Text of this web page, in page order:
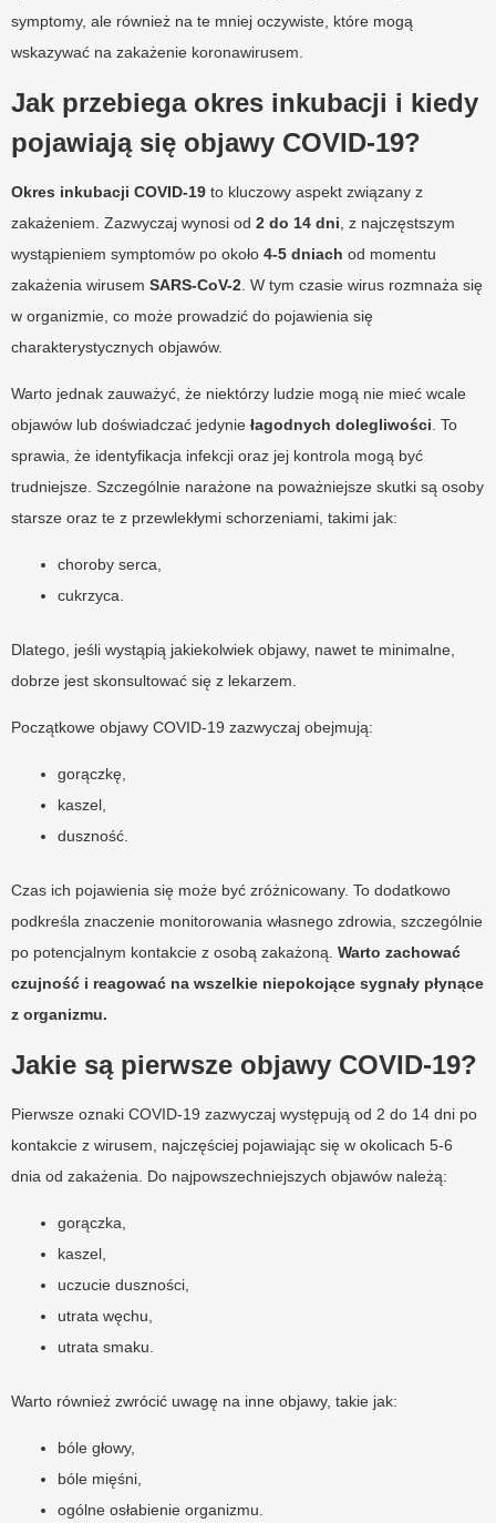
symptomy, ale również na te mniej oczywiste, które mogą
wskazywać na zakażenie koronawirusem.
Jak przebiega okres inkubacji i kiedy
pojawiają się objawy COVID-19?
Okres inkubacji COVID-19 to kluczowy aspekt związany z
zakażeniem. Zazwyczaj wynosi od 2 do 14 dni , z najczęstszym
wystąpieniem symptomów po około 4-5 dniach od momentu
zakażenia wirusem SARS-CoV-2 . W tym czasie wirus rozmnaża się
w organizmie, co może prowadzić do pojawienia się
charakterystycznych objawów.
Warto jednak zauważyć, że niektórzy ludzie mogą nie mieć wcale
objawów lub doświadczać jedynie łagodnych dolegliwości . To
sprawia, że identyfikacja infekcji oraz jej kontrola mogą być
trudniejsze. Szczególnie narażone na poważniejsze skutki są osoby
starsze oraz te z przewlekłymi schorzeniami, takimi jak:
choroby serca,
cukrzyca.
Dlatego, jeśli wystąpią jakiekolwiek objawy, nawet te minimalne,
dobrze jest skonsultować się z lekarzem.
Początkowe objawy COVID-19 zazwyczaj obejmują:
gorączkę,
kaszel,
duszność.
Czas ich pojawienia się może być zróżnicowany. To dodatkowo
podkreśla znaczenie monitorowania własnego zdrowia, szczególnie
po potencjalnym kontakcie z osobą zakażoną. Warto zachować
czujność i reagować na wszelkie niepokojące sygnały płynące
z organizmu.
Jakie są pierwsze objawy COVID-19?
Pierwsze oznaki COVID-19 zazwyczaj występują od 2 do 14 dni po
kontakcie z wirusem, najczęściej pojawiając się w okolicach 5-6
dnia od zakażenia. Do najpowszechniejszych objawów należą:
gorączka,
kaszel,
uczucie duszności,
utrata węchu,
utrata smaku.
Warto również zwrócić uwagę na inne objawy, takie jak:
bóle głowy,
bóle mięśni,
ogólne osłabienie organizmu.